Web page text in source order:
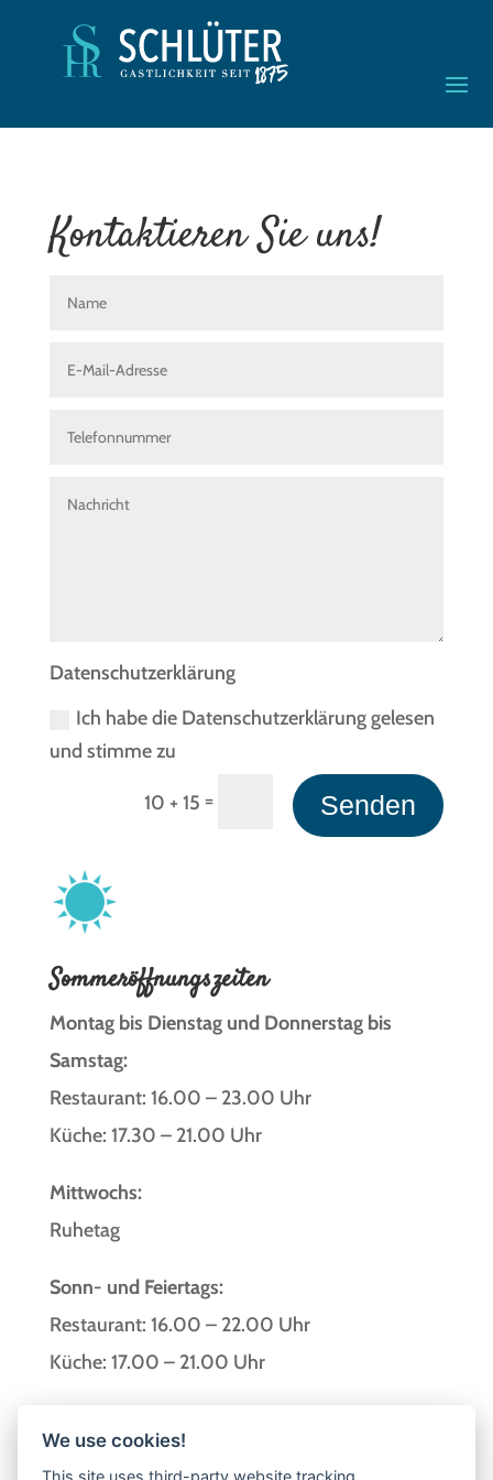
Kontaktieren Sie uns!
Datenschutzerklärung
Ich habe die Datenschutzerklärung gelesen
und stimme zu
10 + 15 = Senden
Sommeröffnungszeiten
Montag bis Dienstag und Donnerstag bis
Samstag:
Restaurant: 16.00 – 23.00 Uhr
Küche: 17.30 – 21.00 Uhr
Mittwochs:
Ruhetag
Sonn- und Feiertags:
Restaurant: 16.00 – 22.00 Uhr
Küche: 17.00 – 21.00 Uhr
We use cookies!